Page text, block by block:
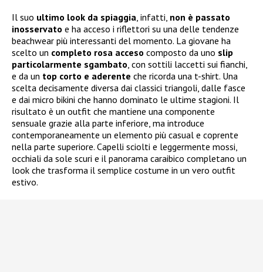
Il suo ultimo look da spiaggia , infatti, non è passato
inosservato e ha acceso i riflettori su una delle tendenze
beachwear più interessanti del momento. La giovane ha
scelto un completo rosa acceso composto da uno slip
particolarmente sgambato , con sottili laccetti sui fianchi,
e da un top corto e aderente che ricorda una t-shirt. Una
scelta decisamente diversa dai classici triangoli, dalle fasce
e dai micro bikini che hanno dominato le ultime stagioni. Il
risultato è un outfit che mantiene una componente
sensuale grazie alla parte inferiore, ma introduce
contemporaneamente un elemento più casual e coprente
nella parte superiore. Capelli sciolti e leggermente mossi,
occhiali da sole scuri e il panorama caraibico completano un
look che trasforma il semplice costume in un vero outfit
estivo.